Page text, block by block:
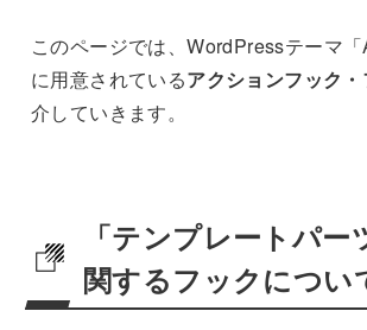
このページでは、WordPressテーマ
に用意されているアクションフック
介していきます。
「テンプレートパ
関するフックについ